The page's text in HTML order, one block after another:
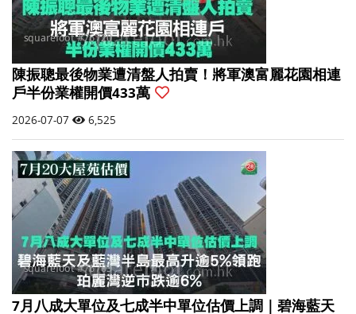
陳振聰最後物業遭清盤人拍賣！將軍澳富麗花園相連
戶半份業權開價433萬
2026-07-07 6,525
7月八成大單位及七成半中單位估價上調｜碧海藍天